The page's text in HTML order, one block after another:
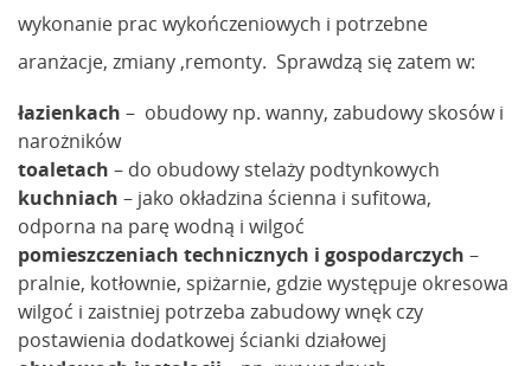
wykonanie prac wykończeniowych i potrzebne
aranżacje, zmiany ,remonty. Sprawdzą się zatem w:
łazienkach – obudowy np. wanny, zabudowy skosów i
narożników
toaletach – do obudowy stelaży podtynkowych
kuchniach – jako okładzina ścienna i sufitowa,
odporna na parę wodną i wilgoć
pomieszczeniach technicznych i gospodarczych –
pralnie, kotłownie, spiżarnie, gdzie występuje okresowa
wilgoć i zaistniej potrzeba zabudowy wnęk czy
postawienia dodatkowej ścianki działowej